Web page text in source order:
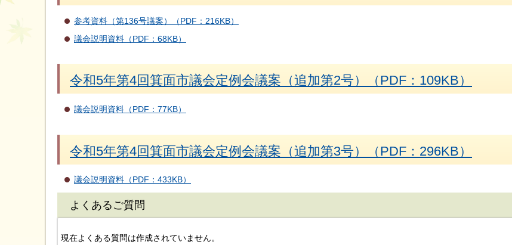
参考資料（第136号議案）（PDF：216KB）
議会説明資料（PDF：68KB）
令和5年第4回箕面市議会定例会議案（追加第2号）（PDF：109KB）
議会説明資料（PDF：77KB）
令和5年第4回箕面市議会定例会議案（追加第3号）（PDF：296KB）
議会説明資料（PDF：433KB）
よくあるご質問
現在よくある質問は作成されていません。